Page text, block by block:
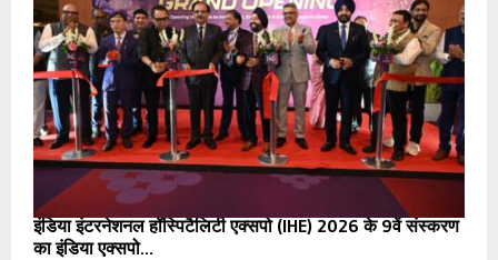
इंडिया इंटरनेशनल हॉस्पिटैलिटी एक्सपो (IHE) 2026 के 9वें संस्करण
का इंडिया एक्सपो...